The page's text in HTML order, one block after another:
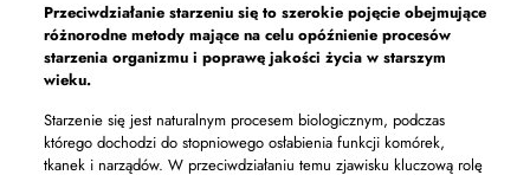
Przeciwdziałanie starzeniu sięto szerokie pojęcie obejmujące
różnorodne metody mające na celu opóźnienie procesów
starzenia organizmu i poprawę jakości życia w starszym
wieku.
Starzenie się jest naturalnym procesem biologicznym, podczas
którego dochodzi do stopniowego osłabienia funkcji komórek,
tkanek i narządów. W przeciwdziałaniu temu zjawisku kluczową rolę